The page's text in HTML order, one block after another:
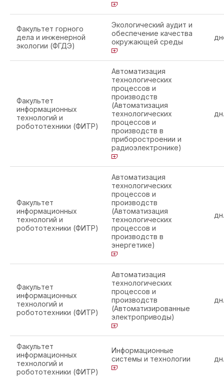
Факультет горного
дела и инженерной
экологии (ФГДЭ)
Экологический аудит и
обеспечение качества
окружающей среды
Факультет
информационных
технологий и
робототехники (ФИТР)
Автоматизация
технологических
процессов и
производств
(Автоматизация
технологических
процессов и
производств в
приборостроении и
радиоэлектронике)
дн.
Факультет
информационных
технологий и
робототехники (ФИТР)
Автоматизация
технологических
процессов и
производств
(Автоматизация
технологических
процессов и
производств в
энергетике)
дн.
Факультет
информационных
технологий и
робототехники (ФИТР)
Автоматизация
технологических
процессов и
производств
(Автоматизированные
электроприводы)
дн.
Факультет
информационных
технологий и
робототехники (ФИТР)
Информационные
системы и технологии
дн.